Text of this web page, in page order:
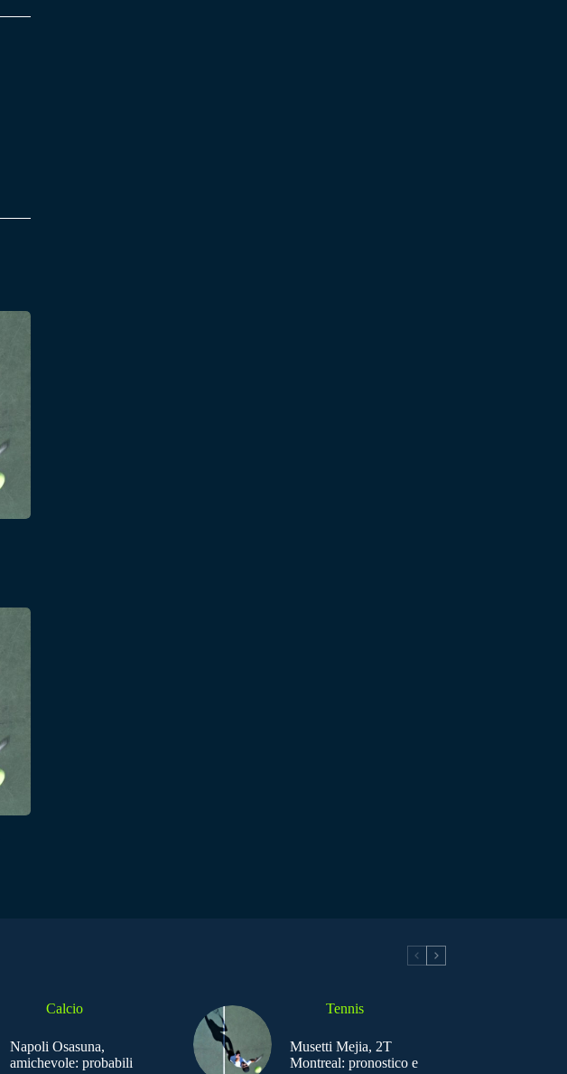
Calcio
Napoli Osasuna,
amichevole: probabili
Tennis
Musetti Mejia, 2T
Montreal: pronostico e